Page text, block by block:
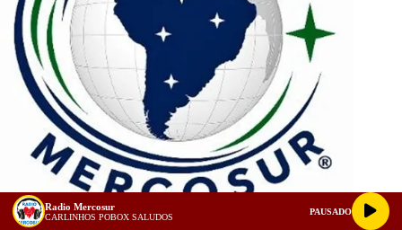
Radio Mercosur
CARLINHOS POBOX SALUDOS
PAUSADO